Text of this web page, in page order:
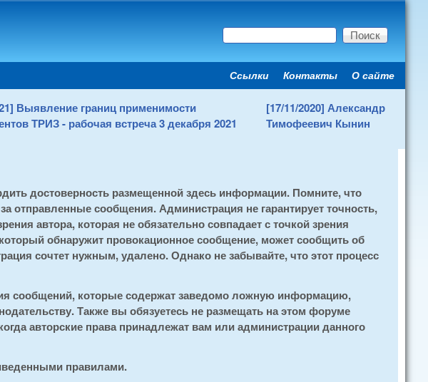
Форма поиска
Поиск
Secondary menu
Ссылки Контакты О сайте
Выявление границ применимости
ТРИЗ - рабочая встреча 3 декабря 2021
[17/11/2020] Александр
Тимофеевич Кынин
достоверность размещенной здесь информации. Помните, что
отправленные сообщения. Администрация не гарантирует точность,
автора, которая не обязательно совпадает с точкой зрения
обнаружит провокационное сообщение, может сообщить об
сочтет нужным, удалено. Однако не забывайте, что этот процесс
сообщений, которые содержат заведомо ложную информацию,
Также вы обязуетесь не размещать на этом форуме
авторские права принадлежат вам или администрации данного
правилами.